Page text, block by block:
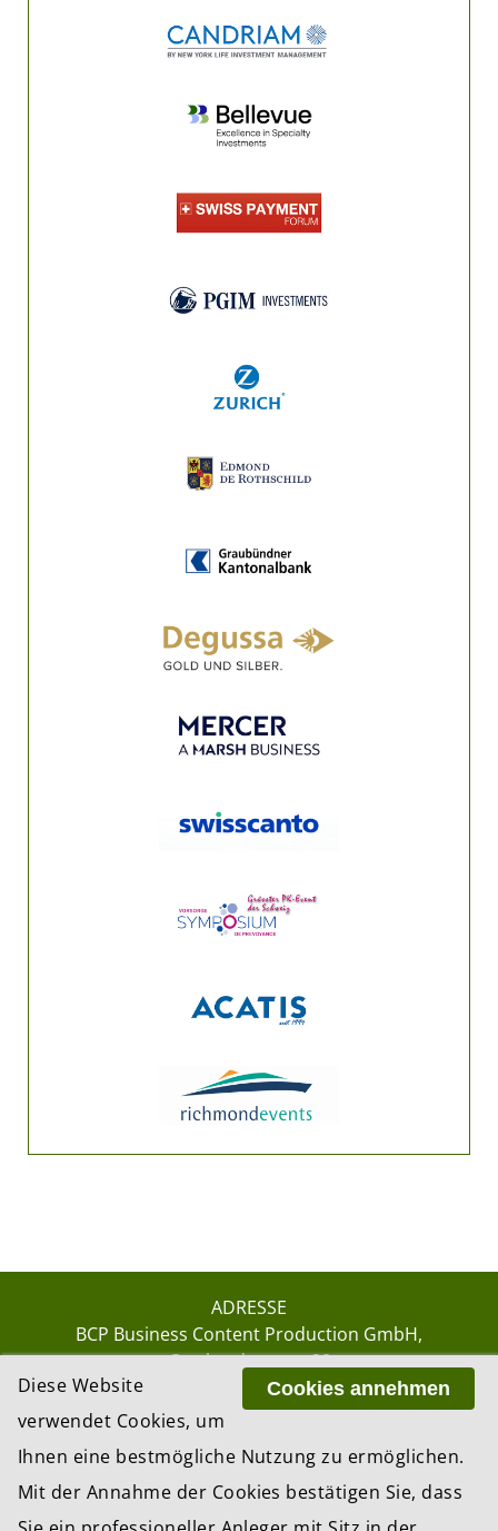
ADRESSE
BCP Business Content Production GmbH
Gotthardstrasse 38
8002 Zürich
GmbH, Zürich – Switzerland
Cookies annehmen
Diese Website
verwendet Cookies, um
Ihnen eine bestmögliche Nutzung zu ermöglichen.
Mit der Annahme der Cookies bestätigen Sie, dass